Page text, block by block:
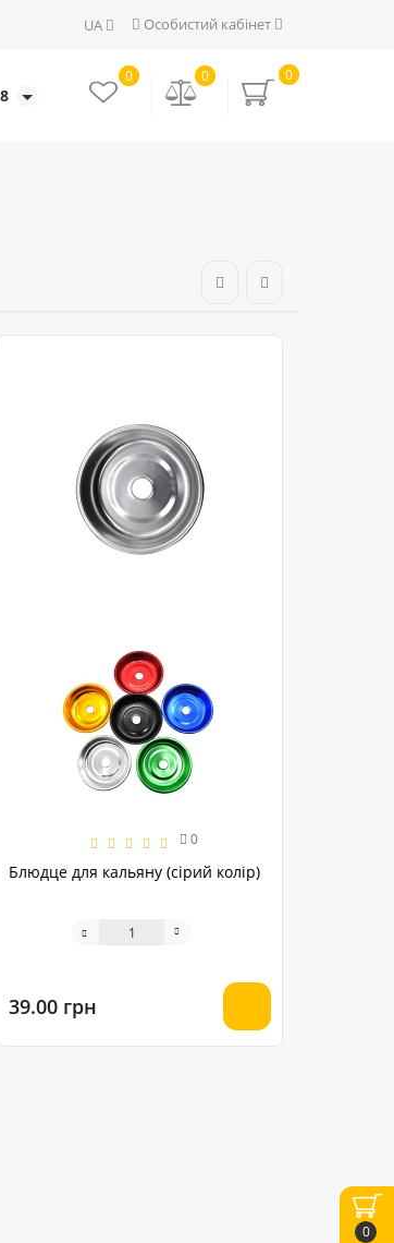
0
Особистий кабінет
UA
0
0
0
0
Блюдце для кальяну (сірий колір)
39.00 грн